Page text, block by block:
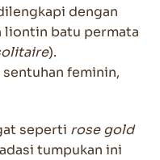
dengan
liontin batu permata
).
feminin,
seperti rose gold
tumpukan ini